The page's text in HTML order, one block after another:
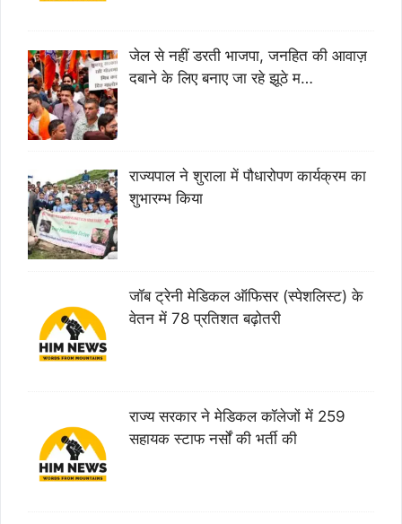
जेल से नहीं डरती भाजपा, जनहित की आवाज़
दबाने के लिए बनाए जा रहे झूठे म…
राज्यपाल ने शुराला में पौधारोपण कार्यक्रम का
शुभारम्भ किया
जॉब ट्रेनी मेडिकल ऑफिसर (स्पेशलिस्ट) के
वेतन में 78 प्रतिशत बढ़ोतरी
राज्य सरकार ने मेडिकल कॉलेजों में 259
सहायक स्टाफ नर्सों की भर्ती की